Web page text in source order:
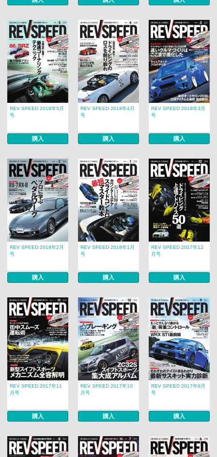
REV SPEED 2018年5月
号
購入
REV SPEED 2018年4月
号
購入
REV SPEED 2018年3月
号
購入
REV SPEED 2018年2月
号
購入
REV SPEED 2018年1月
号
購入
REV SPEED 2017年12
月号
購入
REV SPEED 2017年11
月号
購入
REV SPEED 2017年10
月号
購入
REV SPEED 2017年9月
号
購入